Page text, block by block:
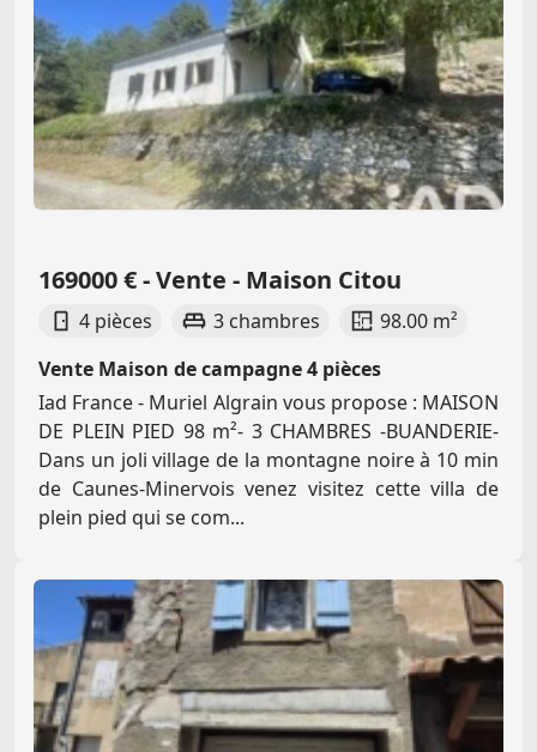
169000 € - Vente - Maison Citou
4 pièces 3 chambres
98.00 m²
Vente Maison de campagne 4 pièces
Iad France - Muriel Algrain vous propose : MAISON
DE PLEIN PIED 98 m²- 3 CHAMBRES -BUANDERIE-
Dans un joli village de la montagne noire à 10 min
de Caunes-Minervois venez visitez cette villa de
plein pied qui se com...